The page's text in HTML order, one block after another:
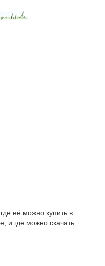
её можно купить в
и где можно скачать